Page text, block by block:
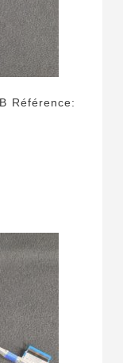
Référence: